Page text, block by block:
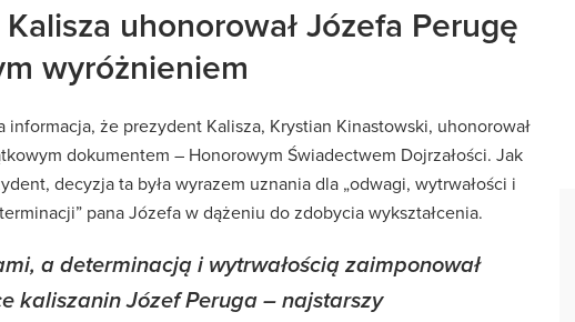
uhonorował Józefa Perugę
wyróżnieniem
informacja, że prezydent Kalisza, Krystian Kinastowski, uhonorował
dokumentem – Honorowym Świadectwem Dojrzałości. Jak
decyzja ta była wyrazem uznania dla „odwagi, wytrwałości i
pana Józefa w dążeniu do zdobycia wykształcenia.
a determinacją i wytrwałością zaimponował
kaliszanin Józef Peruga – najstarszy